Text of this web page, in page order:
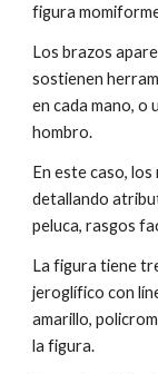
figura
Los brazos
sostienen
en cada mano, o
hombro.
En este caso,
detallando
peluca, rasgos
La figura tiene
jeroglífico con
amarillo,
la figura.